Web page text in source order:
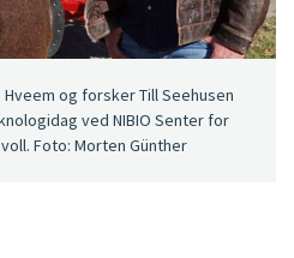
og forsker Till Seehusen
ved NIBIO Senter for
Foto: Morten Günther